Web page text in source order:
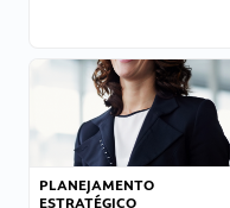
PLANEJAMENTO
ESTRATÉGICO